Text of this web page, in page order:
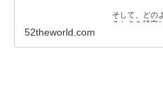
そして、どの
るか？を研究
52theworld.com